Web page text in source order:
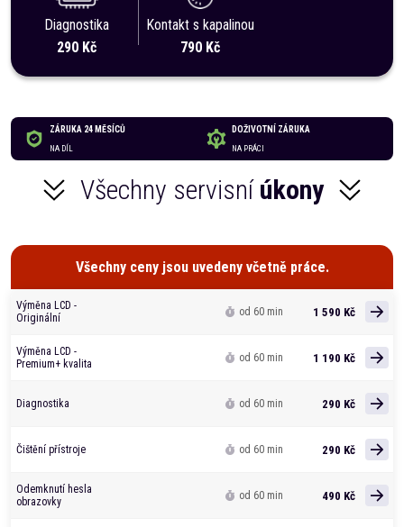
Diagnostika
290 Kč
Kontakt s kapalinou
790 Kč
ZÁRUKA 24 MĚSÍCŮ
NA DÍL
DOŽIVOTNÍ ZÁRUKA
NA PRÁCI
Všechny servisní úkony
Všechny ceny jsou uvedeny včetně práce.
Výměna LCD -
Originální
od 60 min 1 590 Kč
Výměna LCD -
Premium+ kvalita
od 60 min 1 190 Kč
Diagnostika od 60 min 290 Kč
Čištění přístroje od 60 min 290 Kč
Odemknutí hesla
obrazovky
od 60 min 490 Kč